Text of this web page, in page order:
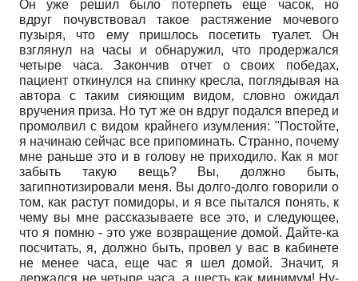
Он уже решил было потерпеть еще часок, но
вдруг почувствовал такое растяжение мочевого
пузыря, что ему пришлось посетить туалет. Он
взглянул на часы и обнаружил, что продержался
четыре часа. Закончив отчет о своих победах,
пациент откинулся на спинку кресла, поглядывая на
автора с таким сияющим видом, словно ожидал
вручения приза. Но тут же он вдруг подался вперед и
промолвил с видом крайнего изумления: "Постойте,
я начинаю сейчас все припоминать. Странно, почему
мне раньше это и в голову не приходило. Как я мог
забыть такую вещь? Вы, должно быть,
загипнотизировали меня. Вы долго-долго говорили о
том, как растут помидоры, и я все пытался понять, к
чему вы мне рассказываете все это, и следующее,
что я помню - это уже возвращение домой. Дайте-ка
посчитать, я, должно быть, провел у вас в кабинете
не менее часа, еще час я шел домой. Значит, я